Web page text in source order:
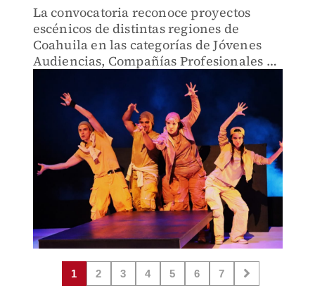
La convocatoria reconoce proyectos
escénicos de distintas regiones de
Coahuila en las categorías de Jóvenes
Audiencias, Compañías Profesionales y
1 2 3 4 5 6 7